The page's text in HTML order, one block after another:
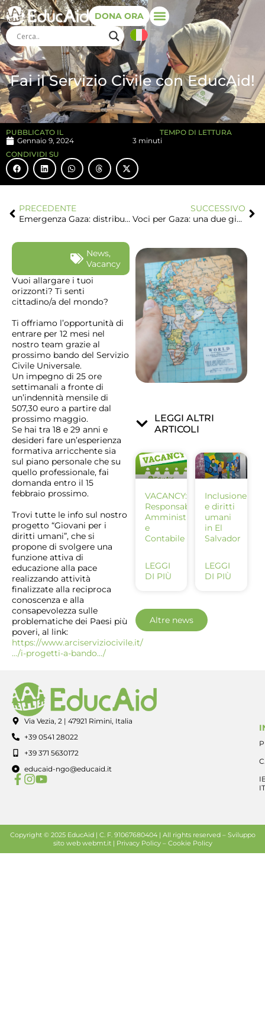
DONA ORA
Fai il Servizio Civile con EducAid!
PUBBLICATO IL
Gennaio 9, 2024
TEMPO DI LETTURA
3 minuti
CONDIVIDI SU
PRECEDENTE
Emergenza Gaza: distribuiti 8.000 euro per beni di prima necessità
SUCCESSIVO
Voci per Gaza: una due giorni al parco all’insegna della solidarietà
News,
Vacancy
Vuoi allargare i tuoi
orizzonti? Ti senti
cittadino/a del mondo?
Ti offriamo l’opportunità di
entrare per 12 mesi nel
nostro team grazie al
prossimo bando del Servizio
Civile Universale.
Un impegno di 25 ore
settimanali a fronte di
un’indennità mensile di
507,30 euro a partire dal
prossimo maggio.
Se hai tra 18 e 29 anni e
desideri fare un’esperienza
formativa arricchente sia
sul piano personale che su
quello professionale, fai
domanda entro il 15
febbraio prossimo.
Trovi tutte le info sul nostro
progetto “Giovani per i
diritti umani”, che si
propone di svolgere una
funzione attiva di
educazione alla pace
realizzando attività
finalizzate alla reciproca
conoscenza e alla
consapevolezza sulle
problematiche dei Paesi più
poveri, al link:
https://www.arciserviziocivile.it/
…/i-progetti-a-bando…/
LEGGI ALTRI
ARTICOLI
VACANCY:
Responsabile
Amministrativo
e
Contabile
LEGGI
DI PIÙ
Inclusione
e diritti
umani
in El
Salvador
LEGGI
DI PIÙ
Altre news
Via Vezia, 2 | 47921 Rimini, Italia
+39 0541 28022
+39 371 5630172
educaid-ngo@educaid.it
Copyright © 2025 EducAid | C. F. 91067680404 | All rights reserved – Sviluppo
sito webwebmt.it | Privacy Policy– Cookie Policy